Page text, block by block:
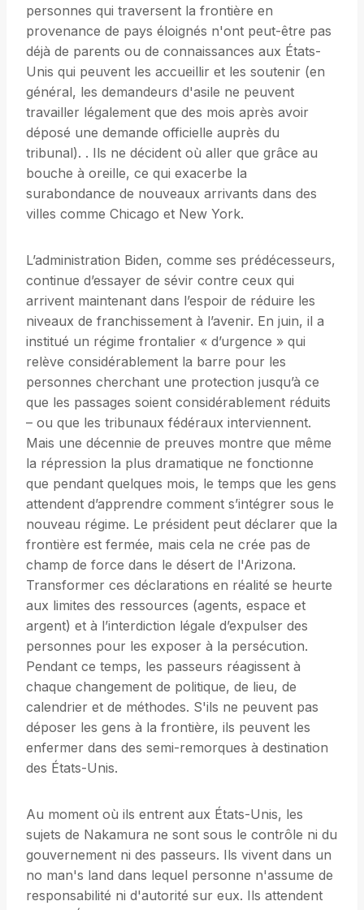
personnes qui traversent la frontière en
provenance de pays éloignés n'ont peut-être pas
déjà de parents ou de connaissances aux États-
Unis qui peuvent les accueillir et les soutenir (en
général, les demandeurs d'asile ne peuvent
travailler légalement que des mois après avoir
déposé une demande officielle auprès du
tribunal). . Ils ne décident où aller que grâce au
bouche à oreille, ce qui exacerbe la
surabondance de nouveaux arrivants dans des
villes comme Chicago et New York.
L’administration Biden, comme ses prédécesseurs,
continue d’essayer de sévir contre ceux qui
arrivent maintenant dans l’espoir de réduire les
niveaux de franchissement à l’avenir. En juin, il a
institué un régime frontalier « d’urgence » qui
relève considérablement la barre pour les
personnes cherchant une protection jusqu’à ce
que les passages soient considérablement réduits
– ou que les tribunaux fédéraux interviennent.
Mais une décennie de preuves montre que même
la répression la plus dramatique ne fonctionne
que pendant quelques mois, le temps que les gens
attendent d’apprendre comment s’intégrer sous le
nouveau régime. Le président peut déclarer que la
frontière est fermée, mais cela ne crée pas de
champ de force dans le désert de l'Arizona.
Transformer ces déclarations en réalité se heurte
aux limites des ressources (agents, espace et
argent) et à l’interdiction légale d’expulser des
personnes pour les exposer à la persécution.
Pendant ce temps, les passeurs réagissent à
chaque changement de politique, de lieu, de
calendrier et de méthodes. S'ils ne peuvent pas
déposer les gens à la frontière, ils peuvent les
enfermer dans des semi-remorques à destination
des États-Unis.
Au moment où ils entrent aux États-Unis, les
sujets de Nakamura ne sont sous le contrôle ni du
gouvernement ni des passeurs. Ils vivent dans un
no man's land dans lequel personne n'assume de
responsabilité ni d'autorité sur eux. Ils attendent